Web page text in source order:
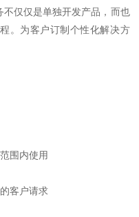
仅仅是单独开发产品，而也
。为客户订制个性化解决方
围内使用
客户请求